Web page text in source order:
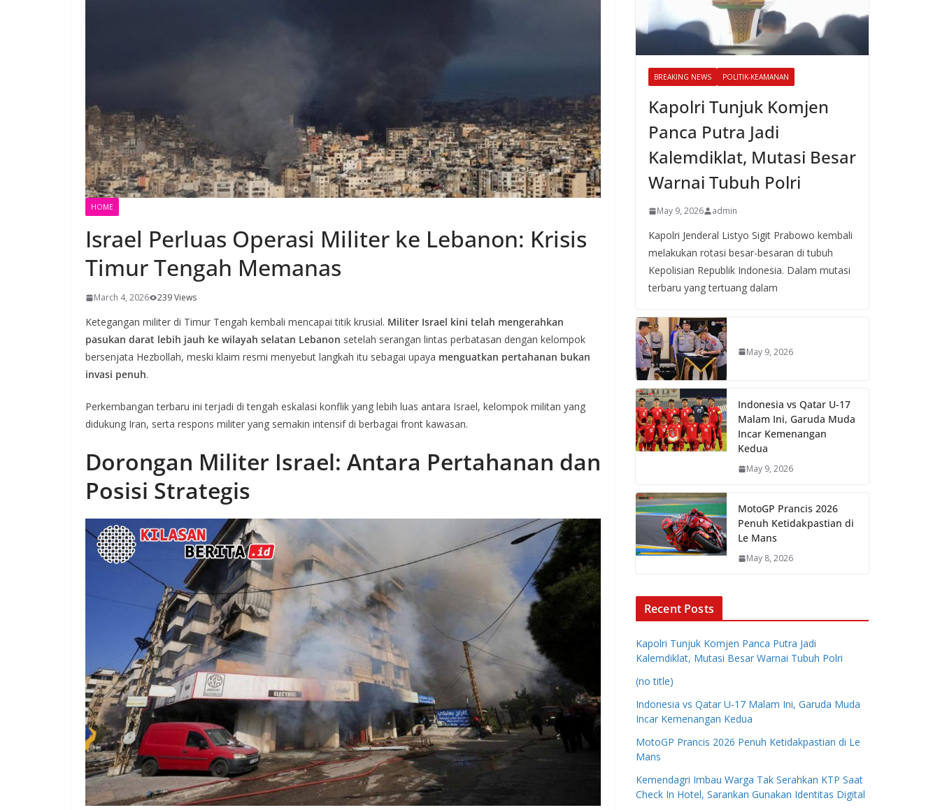
HOME
Israel Perluas Operasi Militer ke Lebanon: Krisis
Timur Tengah Memanas
March 4, 2026 239 Views
Ketegangan militer di Timur Tengah kembali mencapai titik krusial. Militer Israel kini telah mengerahkan
pasukan darat lebih jauh ke wilayah selatan Lebanon setelah serangan lintas perbatasan dengan kelompok
bersenjata Hezbollah, meski klaim resmi menyebut langkah itu sebagai upaya menguatkan pertahanan bukan
invasi penuh.
Perkembangan terbaru ini terjadi di tengah eskalasi konflik yang lebih luas antara Israel, kelompok militan yang
didukung Iran, serta respons militer yang semakin intensif di berbagai front kawasan.
Dorongan Militer Israel: Antara Pertahanan dan
Posisi Strategis
BREAKING NEWS POLITIK-KEAMANAN
Kapolri Tunjuk Komjen
Panca Putra Jadi
Kalemdiklat, Mutasi Besar
Warnai Tubuh Polri
May 9, 2026 admin
Kapolri Jenderal Listyo Sigit Prabowo kembali
melakukan rotasi besar-besaran di tubuh
Kepolisian Republik Indonesia. Dalam mutasi
terbaru yang tertuang dalam
May 9, 2026
Indonesia vs Qatar U-17
Malam Ini, Garuda Muda
Incar Kemenangan
Kedua
May 9, 2026
MotoGP Prancis 2026
Penuh Ketidakpastian di
Le Mans
May 8, 2026
Recent Posts
Kapolri Tunjuk Komjen Panca Putra Jadi
Kalemdiklat, Mutasi Besar Warnai Tubuh Polri
(no title)
Indonesia vs Qatar U-17 Malam Ini, Garuda Muda
Incar Kemenangan Kedua
MotoGP Prancis 2026 Penuh Ketidakpastian di Le
Mans
Kemendagri Imbau Warga Tak Serahkan KTP Saat
Check In Hotel, Sarankan Gunakan Identitas Digital